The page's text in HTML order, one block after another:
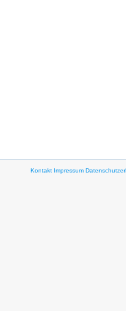
Kontakt Impressum